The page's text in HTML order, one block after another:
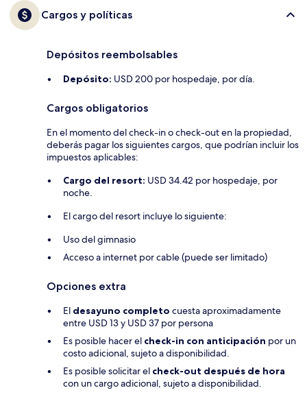
Cargos y políticas
Depósitos reembolsables
Depósito: USD 200 por hospedaje, por día.
Cargos obligatorios
En el momento del check-in o check-out en la propiedad,
deberás pagar los siguientes cargos, que podrían incluir los
impuestos aplicables:
Cargo del resort: USD 34.42 por hospedaje, por
noche.
El cargo del resort incluye lo siguiente:
Uso del gimnasio
Acceso a internet por cable (puede ser limitado)
Opciones extra
El desayuno completo cuesta aproximadamente
entre USD 13 y USD 37 por persona
Es posible hacer el check-in con anticipación por un
costo adicional, sujeto a disponibilidad.
Es posible solicitar el check-out después de hora
con un cargo adicional, sujeto a disponibilidad.